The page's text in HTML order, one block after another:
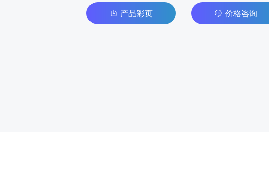
产品彩页 价格咨询